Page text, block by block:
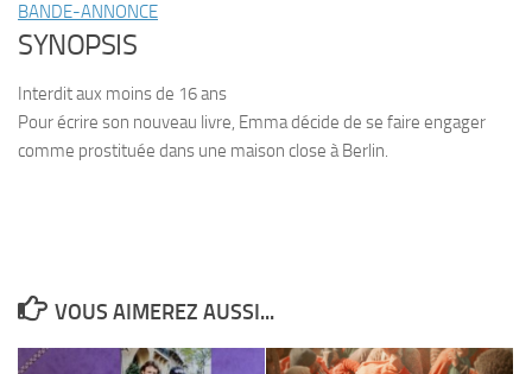
BANDE-ANNONCE
SYNOPSIS
Interdit aux moins de 16 ans
Pour écrire son nouveau livre, Emma décide de se faire engager
comme prostituée dans une maison close à Berlin.
VOUS AIMEREZ AUSSI...